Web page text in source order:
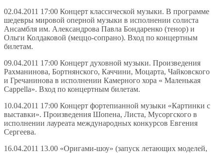
02.04.2011 17:00 Концерт классической музыки. В программе
шедевры мировой оперной музыки в исполнении солиста
Ансамбля им. Александрова Павла Бондаренко (тенор) и
Ольги Колдаковой (меццо-сопрано). Вход по концертным
билетам.
09.04.2011 17:00 Концерт духовной музыки. Произведения
Рахманинова, Бортнянского, Каччини, Моцарта, Чайковского
и Гречанинова в исполнении Камерного хора « Маленькая
Cappella». Вход по концертным билетам.
10.04.2011 17:00 Концерт фортепианной музыки «Картинки с
выставки». Произведения Шопена, Листа, Мусоргского в
исполнении лауреата международных конкурсов Евгения
Сергеева.
16.04.2011 13.00 «Оригами-шоу» (запуск летающих моделей,